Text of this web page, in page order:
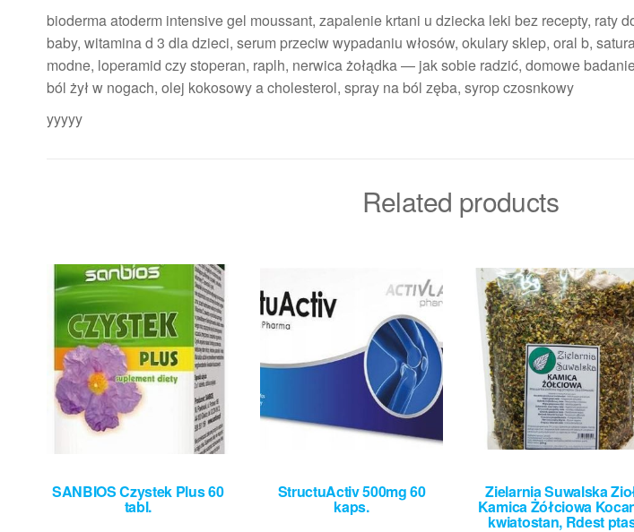
bioderma atoderm intensive gel moussant, zapalenie krtani u dziecka leki bez recepty, raty
baby, witamina d 3 dla dzieci, serum przeciw wypadaniu włosów, okulary sklep, oral b,
modne, loperamid czy stoperan, raplh, nerwica żołądka — jak sobie radzić, domowe
ból żył w nogach, olej kokosowy a cholesterol, spray na ból zęba, syrop czosnkowy
yyyyy
Related products
SANBIOS Czystek Plus 60
tabl.
StructuActiv 500mg 60
kaps.
Zielarnia Suwalska
Kamica Żółciowa
kwiatostan, Rdest